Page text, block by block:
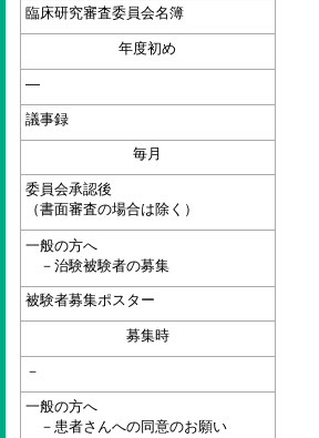
臨床研究審査委員会名簿
年度初め
—
議事録
毎月
委員会承認後
（書面審査の場合は除く）
一般の方へ
－治験被験者の募集
被験者募集ポスター
募集時
－
一般の方へ
－患者さんへの同意のお願い